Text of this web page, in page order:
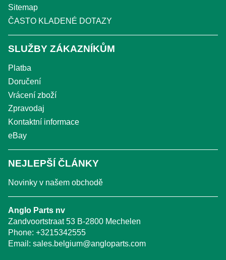
Sitemap
ČASTO KLADENÉ DOTAZY
SLUŽBY ZÁKAZNÍKŮM
Platba
Doručení
Vrácení zboží
Zpravodaj
Kontaktní informace
eBay
NEJLEPŠÍ ČLÁNKY
Novinky v našem obchodě
Anglo Parts nv
Zandvoortstraat 53 B-2800 Mechelen
Phone: +3215342555
Email: sales.belgium@angloparts.com